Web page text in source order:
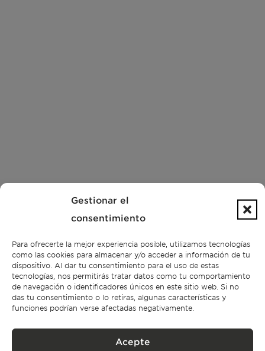
Gestionar el
consentimiento
Para ofrecerte la mejor experiencia posible, utilizamos tecnologías
como las cookies para almacenar y/o acceder a información de tu
dispositivo. Al dar tu consentimiento para el uso de estas
tecnologías, nos permitirás tratar datos como tu comportamiento
de navegación o identificadores únicos en este sitio web. Si no
das tu consentimiento o lo retiras, algunas características y
funciones podrían verse afectadas negativamente.
Acepte